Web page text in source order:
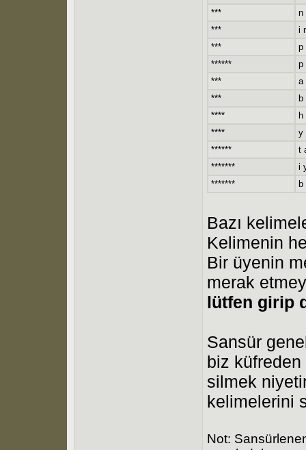
***
n
***
i
***
p
******
p
***
a
***
****
****
y
******
t
*******
i
*******
Bazı
Kelimenin
Bir üyenin
merak
lütfen girip
Sansür
biz küfreden
silmek
kelimelerini
Not: